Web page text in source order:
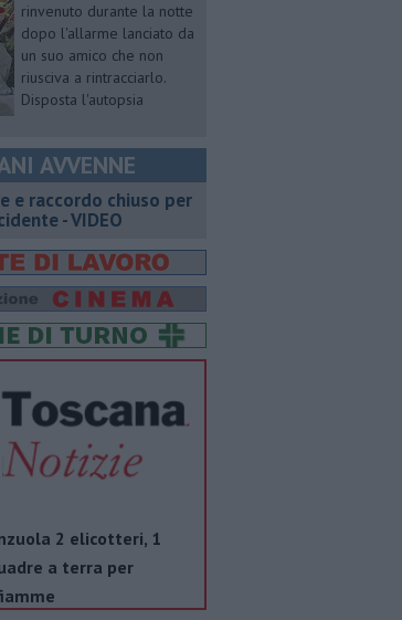
rinvenuto durante la notte
dopo l'allarme lanciato da
un suo amico che non
riusciva a rintracciarlo.
Disposta l'autopsia
AVVENNE
e raccordo chiuso per
- VIDEO
2 elicotteri, 1
a terra per